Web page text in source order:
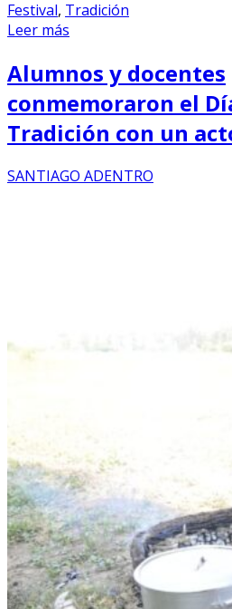
Festival, Tradición
Leer más
Alumnos y docentes
conmemoraron el
Tradición con un
SANTIAGO ADENTRO